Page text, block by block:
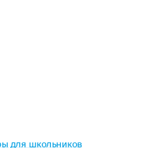
для школьников